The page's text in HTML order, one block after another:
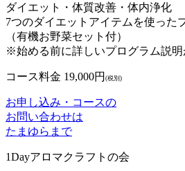
ダイエット・体質改善・体内浄化
7つのダイエットアイテムを使った
（有機お野菜セット付）
※始める前に詳しいプログラム説明
コース料金 19,000円 (税別)
お申し込み・コースの
お問い合わせは
たまゆらまで
1Dayアロマクラフトの会